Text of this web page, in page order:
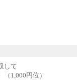
して
1,000円位）